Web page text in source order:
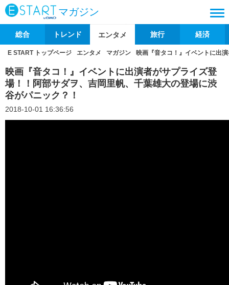
マガジン
総合 トレンド エンタメ 旅行 経済
E START トップページ エンタメ マガジン 映画『音タコ！』イベントに出
映画『音タコ！』イベントに出演者がサプライズ登
場！！阿部サダヲ、吉岡里帆、千葉雄大の登場に渋
谷がパニック？！
2018-10-01 16:36:56